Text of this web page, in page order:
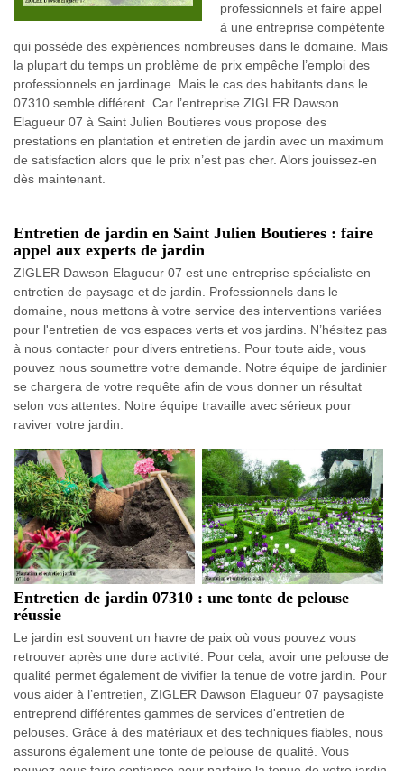
professionnels et faire appel
à une entreprise compétente
qui possède des expériences nombreuses dans le domaine. Mais
la plupart du temps un problème de prix empêche l’emploi des
professionnels en jardinage. Mais le cas des habitants dans le
07310 semble différent. Car l’entreprise ZIGLER Dawson
Elagueur 07 à Saint Julien Boutieres vous propose des
prestations en plantation et entretien de jardin avec un maximum
de satisfaction alors que le prix n’est pas cher. Alors jouissez-en
dès maintenant.
Entretien de jardin en Saint Julien Boutieres : faire
appel aux experts de jardin
ZIGLER Dawson Elagueur 07 est une entreprise spécialiste en
entretien de paysage et de jardin. Professionnels dans le
domaine, nous mettons à votre service des interventions variées
pour l'entretien de vos espaces verts et vos jardins. N’hésitez pas
à nous contacter pour divers entretiens. Pour toute aide, vous
pouvez nous soumettre votre demande. Notre équipe de jardinier
se chargera de votre requête afin de vous donner un résultat
selon vos attentes. Notre équipe travaille avec sérieux pour
raviver votre jardin.
Entretien de jardin 07310 : une tonte de pelouse
réussie
Le jardin est souvent un havre de paix où vous pouvez vous
retrouver après une dure activité. Pour cela, avoir une pelouse de
qualité permet également de vivifier la tenue de votre jardin. Pour
vous aider à l’entretien, ZIGLER Dawson Elagueur 07 paysagiste
entreprend différentes gammes de services d'entretien de
pelouses. Grâce à des matériaux et des techniques fiables, nous
assurons également une tonte de pelouse de qualité. Vous